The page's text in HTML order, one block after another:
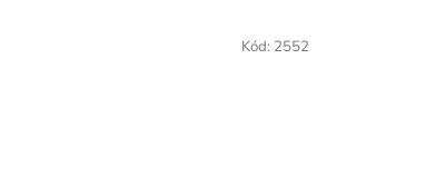
Kód: 2552